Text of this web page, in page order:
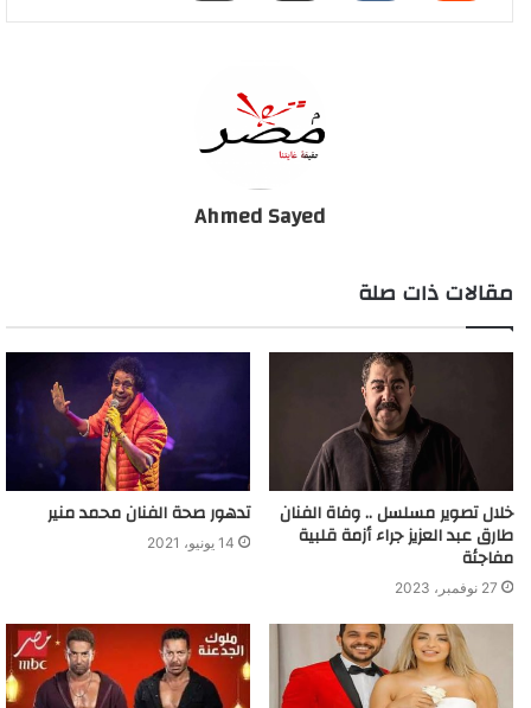
رداً ع السؤال الشهير بتاع عارف وله مش عارف انه مقلب ياجماعه
أنا كلمتني أروي اني اطلع في برنامج اسمه كرسي الحقيقة ومدير
أعمالي قالي لازم تروح لأن أروي برامجهم بتتشاف كويس جداً في
الخليج والدول العربيه، وفجأه ظهرلي المجنون حبيبي رامز وساعتها
بس عرفت انها النهاية
hamdymarghany (@hamdymarghany) on May 1, 2020 at 10:58am PDT
Ahmed Sayed
مقالات ذات صلة
خلال تصوير مسلسل .. وفاة الفنان
طارق عبد العزيز جراء أزمة قلبية
مفاجئة
27 نوفمبر، 2023
تدهور صحة الفنان محمد منير
14 يونيو، 2021